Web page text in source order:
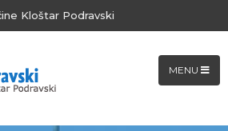
Kloštar Podravski
MENU